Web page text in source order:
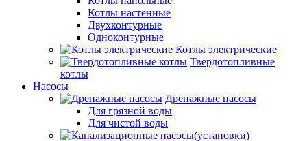
Котлы настенные
Двухконтурные
Одноконтурные
Котлы электрические
Твердотопливные
котлы
Насосы
Дренажные насосы
Для грязной воды
Для чистой воды